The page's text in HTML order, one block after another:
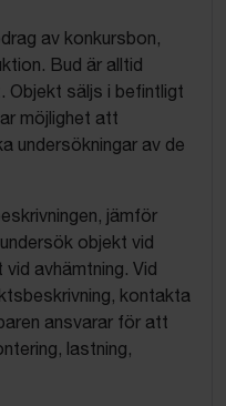
av konkursbon,
Bud är alltid
Objekt säljs i befintligt
möjlighet att
undersökningar av de
jämför
objekt vid
avhämtning. Vid
kontakta
ansvarar för att
lastning,